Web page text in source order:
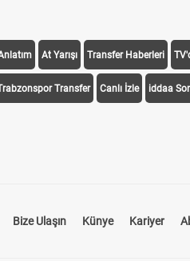
At Yarışı Transfer Haberleri
Transfer Canlı İzle iddaa
Bize Ulaşın Künye Kariyer